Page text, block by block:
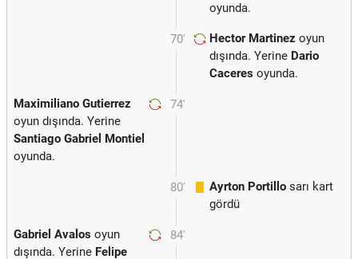
oyunda.
70' Hector Martinez oyun
dışında. Yerine Dario
Caceres oyunda.
74'
Maximiliano Gutierrez
oyun dışında. Yerine
Santiago Gabriel Montiel
oyunda.
80' Ayrton Portillo sarı kart
gördü
84'
Gabriel Avalos oyun
dışında. Yerine Felipe